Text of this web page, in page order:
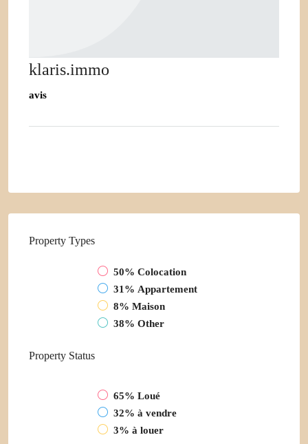
klaris.immo
avis
Property Types
50% Colocation
31% Appartement
8% Maison
38% Other
Property Status
65% Loué
32% à vendre
3% à louer